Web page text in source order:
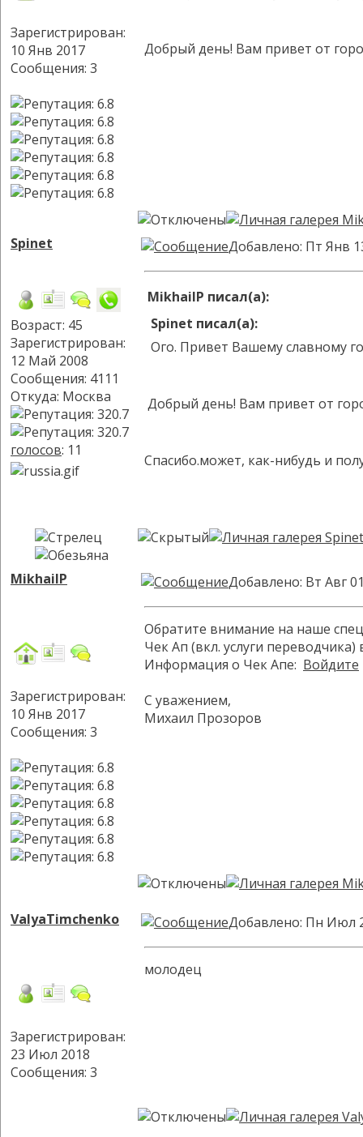
Зарегистрирован:
10 Янв 2017
Сообщения: 3
Добрый день! Вам привет от
Spinet
Возраст: 45
Зарегистрирован:
12 Май 2008
Сообщения: 4111
Откуда: Москва
голосов: 11
Добавлено: Пт Янв
MikhailP писал(а):
Spinet писал(а):
Ого. Привет Вашему славному
Добрый день! Вам привет от
Спасибо.может, как-нибудь и
MikhailP
Зарегистрирован:
10 Янв 2017
Сообщения: 3
Добавлено: Вт Авг
Обратите внимание на наше
Чек Ап (вкл. услуги переводчика)
Информация о Чек Апе: Войдите
С уважением,
Михаил Прозоров
ValyaTimchenko
Зарегистрирован:
23 Июл 2018
Сообщения: 3
Добавлено: Пн Июл
молодец